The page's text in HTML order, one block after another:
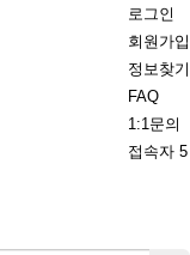
로그인
회원가입
정보찾기
FAQ
1:1문의
접속자 5